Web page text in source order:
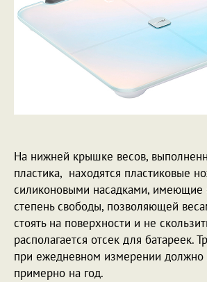
На нижней крышке весов,
пластика, находятся пластиковые
силиконовыми насадками,
степень свободы, позволяющей
стоять на поверхности и не
располагается отсек для батареек.
при ежедневном измерении должно
примерно на год.